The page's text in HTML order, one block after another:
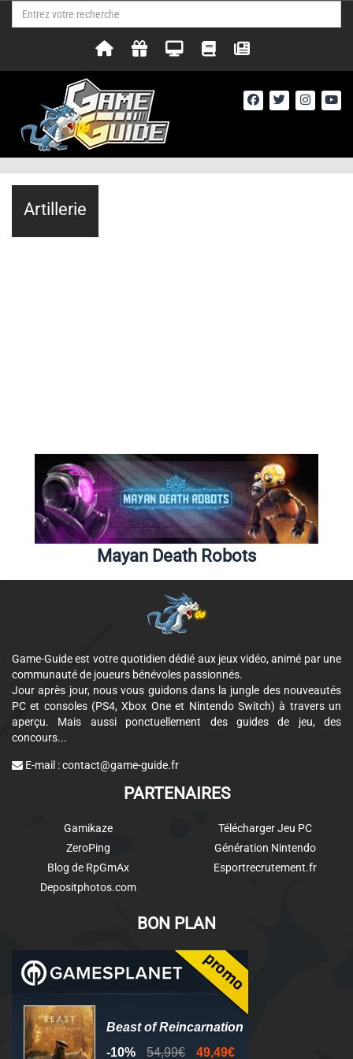
Mayan Death Robots
Artillerie
Game-Guide est votre quotidien dédié aux jeux vidéo, animé par une
communauté de joueurs bénévoles passionnés.
Jour après jour, nous vous guidons dans la jungle des nouveautés
PC et consoles (PS4, Xbox One et Nintendo Switch) à travers un
aperçu. Mais aussi ponctuellement des guides de jeu, des
concours...
E-mail :contact@game-guide.fr
PARTENAIRES
Gamikaze
ZeroPing
Blog de RpGmAx
Depositphotos.com
Télécharger Jeu PC
Génération Nintendo
Esportrecrutement.fr
BON PLAN